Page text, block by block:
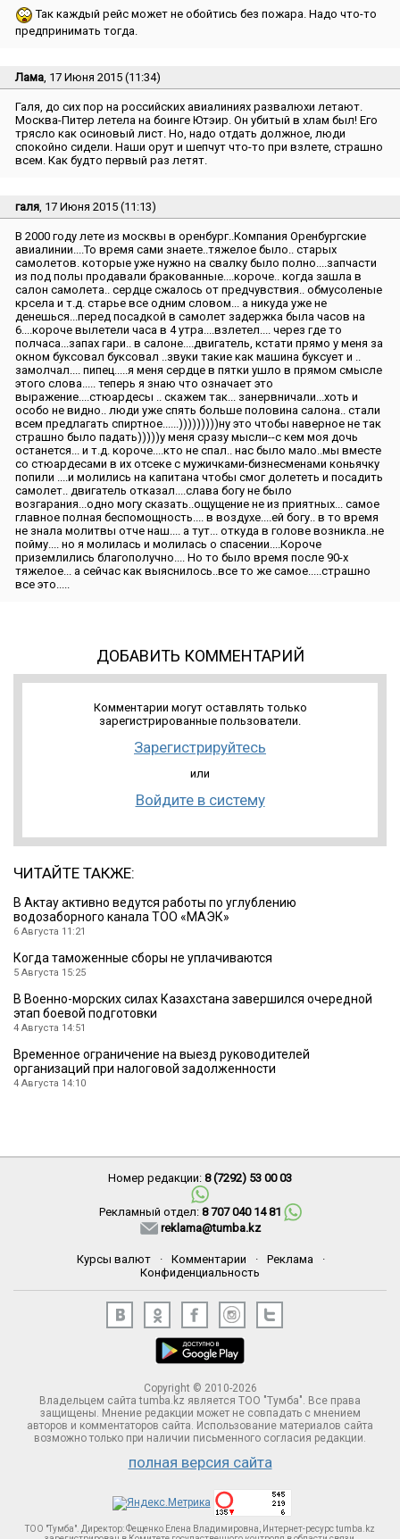
Так каждый рейс может не обойтись без пожара. Надо что-то
предпринимать тогда.
Лама, 17 Июня 2015 (11:34)
Галя, до сих пор на российских авиалиниях развалюхи летают.
Москва-Питер летела на боинге Ютэир. Он убитый в хлам был! Его
трясло как осиновый лист. Но, надо отдать должное, люди
спокойно сидели. Наши орут и шепчут что-то при взлете, страшно
всем. Как будто первый раз летят.
галя, 17 Июня 2015 (11:13)
В 2000 году лете из москвы в оренбург..Компания Оренбургские
авиалинии....То время сами знаете..тяжелое было.. старых
самолетов. которые уже нужно на свалку было полно....запчасти
из под полы продавали бракованные....короче.. когда зашла в
салон самолета.. сердце сжалось от предчувствия.. обмусоленые
крсела и т.д. старье все одним словом... а никуда уже не
денешься...перед посадкой в самолет задержка была часов на
6....короче вылетели часа в 4 утра....взлетел.... через где то
полчаса...запах гари.. в салоне....двигатель, кстати прямо у меня за
окном буксовал буксовал ..звуки такие как машина буксует и ..
замолчал.... пипец.....я меня сердце в пятки ушло в прямом смысле
этого слова..... теперь я знаю что означает это
выражение....стюардесы .. скажем так... занервничали...хоть и
особо не видно.. люди уже спять больше половина салона.. стали
всем предлагать спиртное......)))))))))ну это чтобы наверное не так
страшно было падать)))))у меня сразу мысли--с кем моя дочь
останется... и т.д. короче....кто не спал.. нас было мало..мы вместе
со стюардесами в их отсеке с мужичками-бизнесменами коньячку
попили ....и молились на капитана чтобы смог долететь и посадить
самолет.. двигатель отказал....слава богу не было
возгарания...одно могу сказать..ощущение не из приятных... самое
главное полная беспомощность.... в воздухе....ей богу.. в то время
не знала молитвы отче наш.... а тут... откуда в голове возникла..не
пойму.... но я молилась и молилась о спасении....Короче
приземлились благополучно.... Но то было время после 90-х
тяжелое... а сейчас как выяснилось..все то же самое.....страшно
все это.....
ДОБАВИТЬ КОММЕНТАРИЙ
Комментарии могут оставлять только
зарегистрированные пользователи.
Зарегистрируйтесь
или
Войдите в систему
ЧИТАЙТЕ ТАКЖЕ:
В Актау активно ведутся работы по углублению
водозаборного канала ТОО «МАЭК»
6 Августа 11:21
Когда таможенные сборы не уплачиваются
5 Августа 15:25
В Военно-морских силах Казахстана завершился очередной
этап боевой подготовки
4 Августа 14:51
Временное ограничение на выезд руководителей
организаций при налоговой задолженности
4 Августа 14:10
Номер редакции: 8 (7292) 53 00 03
Рекламный отдел: 8 707 040 14 81
reklama@tumba.kz
Курсы валют · Комментарии · Реклама
·
Конфиденциальность
Copyright © 2010-2026
Владельцем сайта tumba.kz является ТОО "Тумба". Все права
защищены. Мнение редакции может не совпадать с мнением
авторов и комментаторов сайта. Использование материалов сайта
возможно только при наличии письменного согласия редакции.
полная версия сайта
ТОО "Тумба". Директор: Фещенко Елена Владимировна, Интернет-ресурс tumba.kz